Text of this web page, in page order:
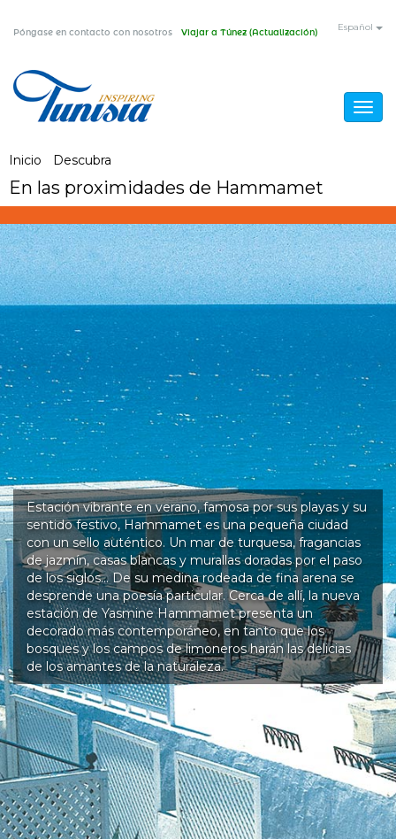
Pasar
principal
Español
Póngase en contacto con nosotros Viajar a Túnez (Actualización)
Usted
está
aquí
Inicio Descubra
En las proximidades de Hammamet
Estación vibrante en verano, famosa por sus playas y su
sentido festivo, Hammamet es una pequeña ciudad
con un sello auténtico. Un mar de turquesa, fragancias
de jazmín, casas blancas y murallas doradas por el paso
de los siglos… De su medina rodeada de fina arena se
desprende una poesía particular. Cerca de allí, la nueva
estación de Yasmine Hammamet presenta un
decorado más contemporáneo, en tanto que los
bosques y los campos de limoneros harán las delicias
de los amantes de la naturaleza.